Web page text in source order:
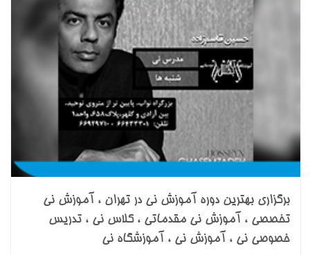
برگزاری بهترین دوره آموزش نی در تهران ، آموزش نی
تخصصی ، آموزش نی مقدماتی ، کلاس نی ، تدریس
خصوصی نی ، آموزش نی ، آموزشگاه نی